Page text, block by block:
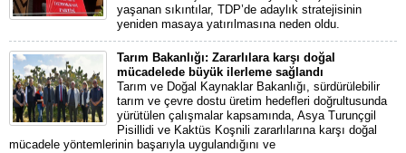
yaşanan sıkıntılar, TDP’de adaylık stratejisinin
yeniden masaya yatırılmasına neden oldu.
Tarım Bakanlığı: Zararlılara karşı doğal
mücadelede büyük ilerleme sağlandı
Tarım ve Doğal Kaynaklar Bakanlığı, sürdürülebilir
tarım ve çevre dostu üretim hedefleri doğrultusunda
yürütülen çalışmalar kapsamında, Asya Turunçgil
Pisillidi ve Kaktüs Koşnili zararlılarına karşı doğal
mücadele yöntemlerinin başarıyla uygulandığını ve